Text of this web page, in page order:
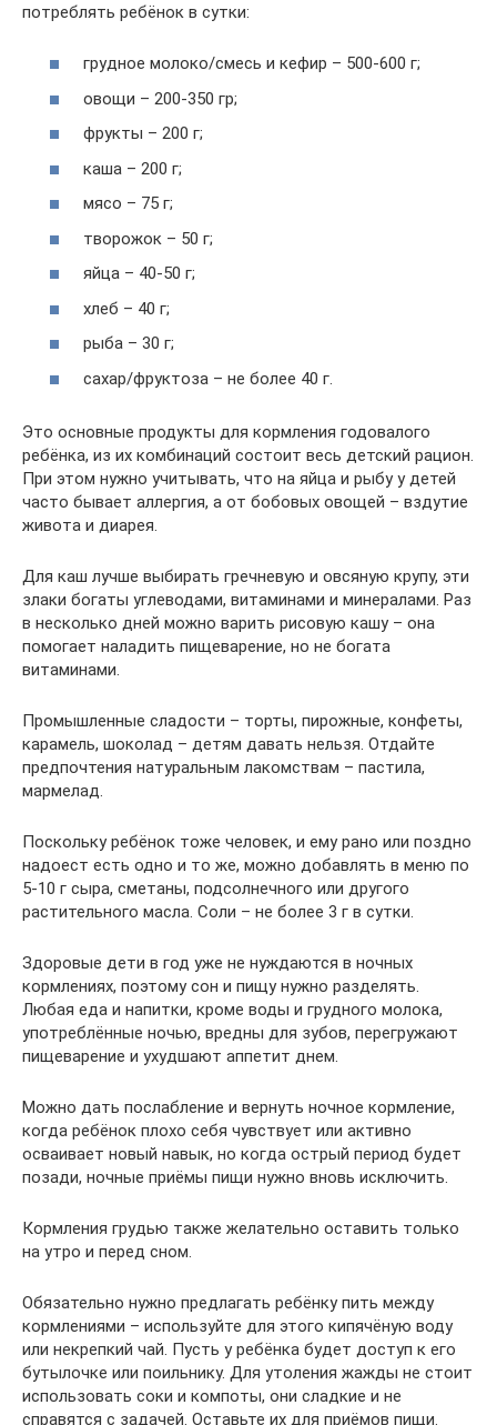
потреблять ребёнок в сутки:
грудное молоко/смесь и кефир – 500-600 г;
овощи – 200-350 гр;
фрукты – 200 г;
каша – 200 г;
мясо – 75 г;
творожок – 50 г;
яйца – 40-50 г;
хлеб – 40 г;
рыба – 30 г;
сахар/фруктоза – не более 40 г.
Это основные продукты для кормления годовалого
ребёнка, из их комбинаций состоит весь детский рацион.
При этом нужно учитывать, что на яйца и рыбу у детей
часто бывает аллергия, а от бобовых овощей – вздутие
живота и диарея.
Для каш лучше выбирать гречневую и овсяную крупу, эти
злаки богаты углеводами, витаминами и минералами. Раз
в несколько дней можно варить рисовую кашу – она
помогает наладить пищеварение, но не богата
витаминами.
Промышленные сладости – торты, пирожные, конфеты,
карамель, шоколад – детям давать нельзя. Отдайте
предпочтения натуральным лакомствам – пастила,
мармелад.
Поскольку ребёнок тоже человек, и ему рано или поздно
надоест есть одно и то же, можно добавлять в меню по
5-10 г сыра, сметаны, подсолнечного или другого
растительного масла. Соли – не более 3 г в сутки.
Здоровые дети в год уже не нуждаются в ночных
кормлениях, поэтому сон и пищу нужно разделять.
Любая еда и напитки, кроме воды и грудного молока,
употреблённые ночью, вредны для зубов, перегружают
пищеварение и ухудшают аппетит днем.
Можно дать послабление и вернуть ночное кормление,
когда ребёнок плохо себя чувствует или активно
осваивает новый навык, но когда острый период будет
позади, ночные приёмы пищи нужно вновь исключить.
Кормления грудью также желательно оставить только
на утро и перед сном.
Обязательно нужно предлагать ребёнку пить между
кормлениями – используйте для этого кипячёную воду
или некрепкий чай. Пусть у ребёнка будет доступ к его
бутылочке или поильнику. Для утоления жажды не стоит
использовать соки и компоты, они сладкие и не
справятся с задачей. Оставьте их для приёмов пищи.